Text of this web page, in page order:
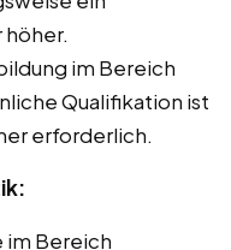
höher.
im Bereich
Qualifikation ist
erforderlich.
im Bereich